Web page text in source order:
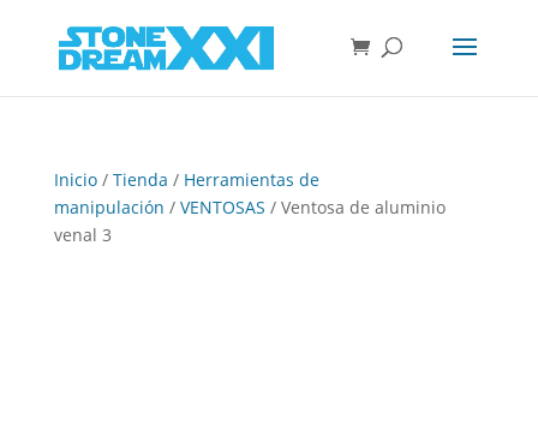
Inicio/ Tienda / Herramientas de
manipulación / VENTOSAS / Ventosa de aluminio
venal 3